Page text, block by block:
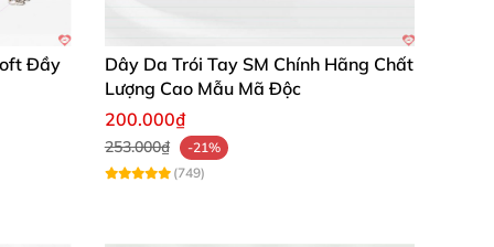
chất liệu và thiết kế này."
Đầy
Dây Da Trói Tay SM Chính Hãng Chất
Lượng Cao Mẫu Mã Độc
200.000₫
253.000₫
-21%
(749)